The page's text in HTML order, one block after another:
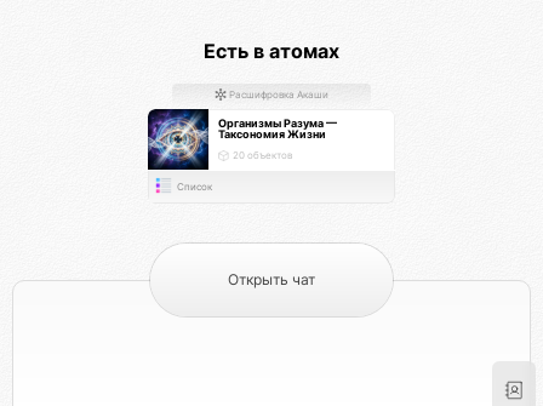
Есть в атомах
Расшифровка Акаши
Организмы Разума —
Таксономия Жизни
20 объектов
Список
Открыть чат